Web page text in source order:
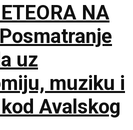
NA
uz
muziku i
Avalskog